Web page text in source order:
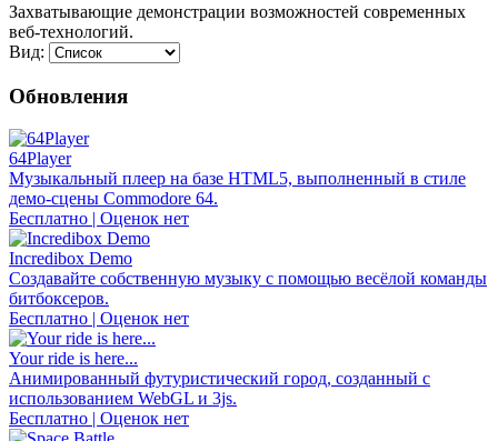
Захватывающие демонстрации возможностей современных
веб-технологий.
Вид:
Обновления
64Player
Музыкальный плеер на базе HTML5, выполненный в стиле
демо-сцены Commodore 64.
Бесплатно | Оценок нет
Incredibox Demo
Создавайте собственную музыку с помощью весёлой команды
битбоксеров.
Бесплатно | Оценок нет
Your ride is here...
Анимированный футуристический город, созданный с
использованием WebGL и 3js.
Бесплатно | Оценок нет